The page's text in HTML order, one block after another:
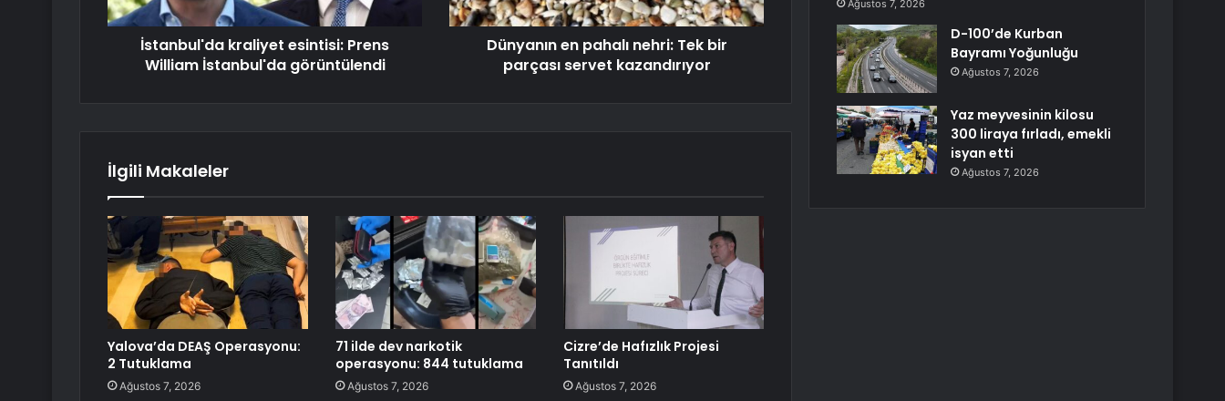
İstanbul'da kraliyet esintisi: Prens
William İstanbul'da görüntülendi
Dünyanın en pahalı nehri: Tek bir
parçası servet kazandırıyor
İlgili Makaleler
Yalova’da DEAŞ Operasyonu:
2 Tutuklama
Ağustos 7, 2026
71 ilde dev narkotik
operasyonu: 844 tutuklama
Ağustos 7, 2026
Cizre’de Hafızlık Projesi
Tanıtıldı
Ağustos 7, 2026
Ağustos 7, 2026
D-100’de Kurban
Bayramı Yoğunluğu
Ağustos 7, 2026
Yaz meyvesinin kilosu
300 liraya fırladı, emekli
isyan etti
Ağustos 7, 2026